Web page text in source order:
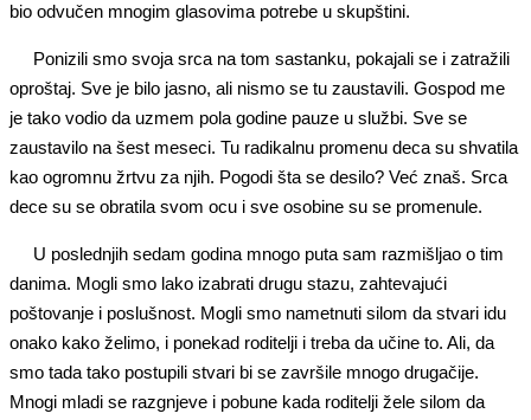
bio odvučen mnogim glasovima potrebe u skupštini.
Ponizili smo svoja srca na tom sastanku, pokajali se i zatražili
oproštaj. Sve je bilo jasno, ali nismo se tu zaustavili. Gospod me
je tako vodio da uzmem pola godine pauze u službi. Sve se
zaustavilo na šest meseci. Tu radikalnu promenu deca su shvatila
kao ogromnu žrtvu za njih. Pogodi šta se desilo? Već znaš. Srca
dece su se obratila svom ocu i sve osobine su se promenule.
U poslednjih sedam godina mnogo puta sam razmišljao o tim
danima. Mogli smo lako izabrati drugu stazu, zahtevajući
poštovanje i poslušnost. Mogli smo nametnuti silom da stvari idu
onako kako želimo, i ponekad roditelji i treba da učine to. Ali, da
smo tada tako postupili stvari bi se završile mnogo drugačije.
Mnogi mladi se razgnjeve i pobune kada roditelji žele silom da